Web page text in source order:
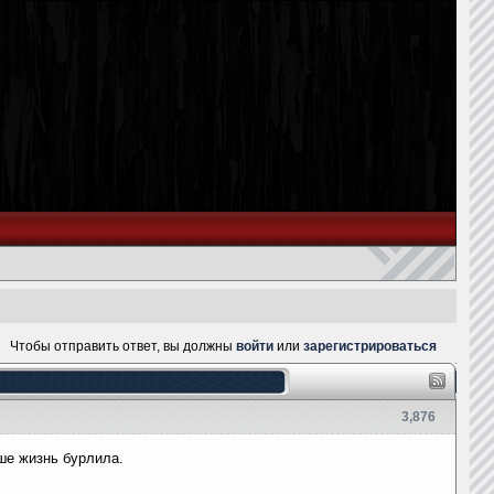
Чтобы отправить ответ, вы должнывойти илизарегистрироваться
3,876
жизнь бурлила.